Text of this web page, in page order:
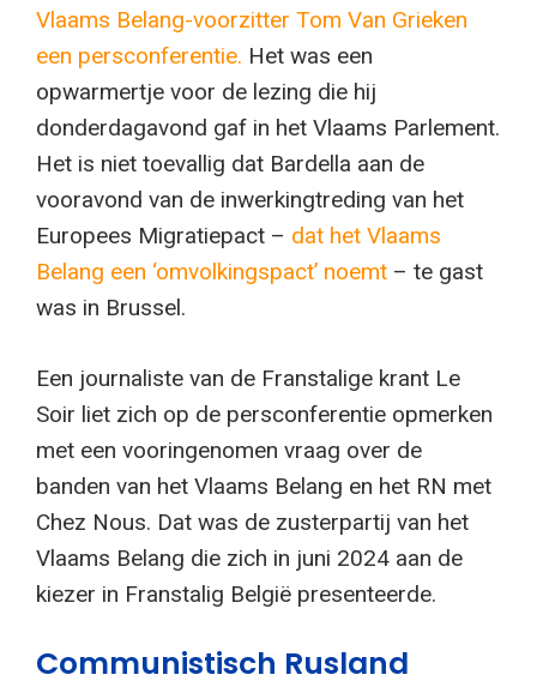
Vlaams Belang-voorzitter Tom Van Grieken
een persconferentie. Het was een
opwarmertje voor de lezing die hij
donderdagavond gaf in het Vlaams Parlement.
Het is niet toevallig dat Bardella aan de
vooravond van de inwerkingtreding van het
Europees Migratiepact – dat het Vlaams
Belang een ‘omvolkingspact’ noemt – te gast
was in Brussel.
Een journaliste van de Franstalige krant Le
Soir liet zich op de persconferentie opmerken
met een vooringenomen vraag over de
banden van het Vlaams Belang en het RN met
Chez Nous. Dat was de zusterpartij van het
Vlaams Belang die zich in juni 2024 aan de
kiezer in Franstalig België presenteerde.
Communistisch Rusland